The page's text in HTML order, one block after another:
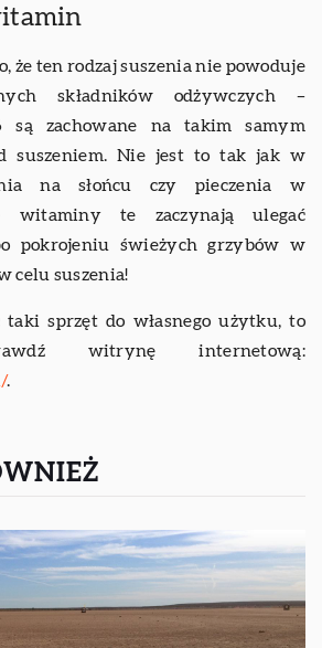
że ten rodzaj suszenia nie powoduje
składników odżywczych –
zachowane na takim samym
suszeniem. Nie jest to tak jak w
na słońcu czy pieczenia w
witaminy te zaczynają ulegać
pokrojeniu świeżych grzybów w
celu suszenia!
taki sprzęt do własnego użytku, to
witrynę internetową:
.